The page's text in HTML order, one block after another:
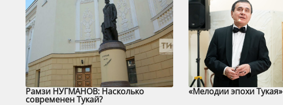
Рамзи НУГМАНОВ: Насколько
современен Тукай?
«Мелодии эпохи Тукая»